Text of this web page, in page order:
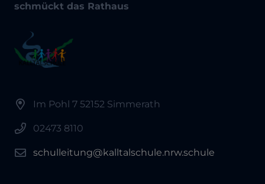
schmückt das Rathaus
Im Pohl 7 52152 Simmerath
02473 8110
schulleitung@kalltalschule.nrw.schule